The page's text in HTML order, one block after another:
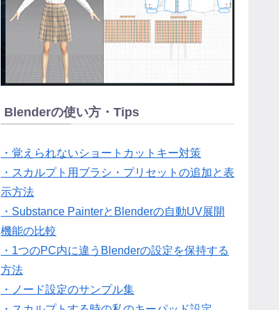
Blenderの使い方・Tips
・覚えられないショートカットキー対策
・スカルプト用ブラシ・プリセットの追加と表
示方法
・Substance PainterとBlenderの自動UV展開
機能の比較
・1つのPC内に違うBlenderの設定を保持する
方法
・ノード設定のサンプル集